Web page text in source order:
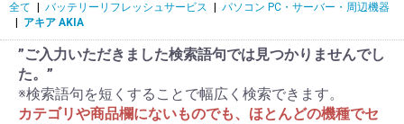
全て バッテリーリフレッシュサービス
パソコン PC・サーバー・周辺機器
アキア AKIA
”ご入力いただきました検索語句では見つかりませんでし
た。”
※検索語句を短くすることで幅広く検索できます。
カテゴリや商品欄にないものでも、ほとんどの機種でセ